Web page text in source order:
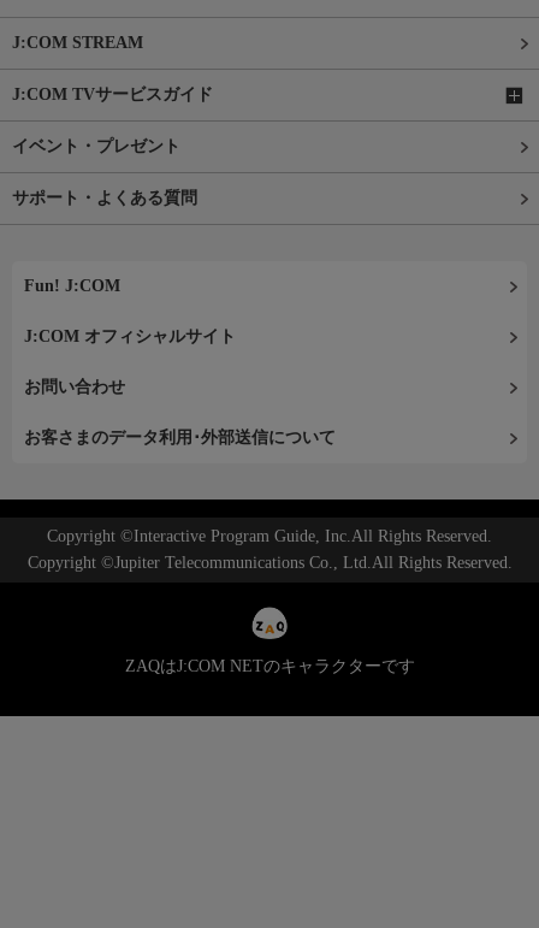
J:COM STREAM
J:COM TVサービスガイド
イベント・プレゼント
サポート・よくある質問
Fun! J:COM
J:COM オフィシャルサイト
お問い合わせ
お客さまのデータ利用･外部送信について
Copyright ©Interactive Program Guide, Inc.All Rights Reserved.
Copyright ©Jupiter Telecommunications Co., Ltd.All Rights Reserved.
ZAQはJ:COM NETのキャラクターです